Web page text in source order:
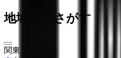
地域からさがす
関東